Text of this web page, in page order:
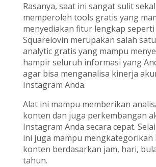
Rasanya, saat ini sangat sulit
memperoleh tools gratis yang
menyediakan fitur lengkap seperti
Squarelovin merupakan salah
analytic gratis yang mampu
hampir seluruh informasi yang
agar bisa menganalisa kinerja
Instagram Anda.
Alat ini mampu memberikan
konten dan juga perkembangan
Instagram Anda secara cepat.
ini juga mampu mengkategorikan
konten berdasarkan jam, hari,
tahun.